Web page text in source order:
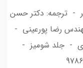
- ترجمه: دکتر حسن
رضا پورعینی -
قطع وزیری - جلد شومیز -